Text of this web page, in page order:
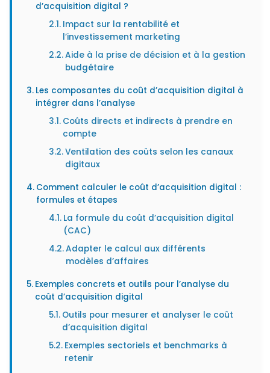
d’acquisition digital ?
Impact sur la rentabilité et
l’investissement marketing
Aide à la prise de décision et à la gestion
budgétaire
Les composantes du coût d’acquisition digital à
intégrer dans l’analyse
Coûts directs et indirects à prendre en
compte
Ventilation des coûts selon les canaux
digitaux
Comment calculer le coût d’acquisition digital :
formules et étapes
La formule du coût d’acquisition digital
(CAC)
Adapter le calcul aux différents
modèles d’affaires
Exemples concrets et outils pour l’analyse du
coût d’acquisition digital
Outils pour mesurer et analyser le coût
d’acquisition digital
Exemples sectoriels et benchmarks à
retenir